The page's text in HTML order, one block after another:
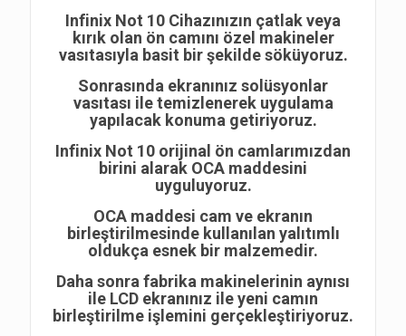
Infinix Not 10 Cihazınızın çatlak veya
kırık olan ön camını özel makineler
vasıtasıyla basit bir şekilde söküyoruz.
Sonrasında ekranınız solüsyonlar
vasıtası ile temizlenerek uygulama
yapılacak konuma getiriyoruz.
Infinix Not 10 orijinal ön camlarımızdan
birini alarak OCA maddesini
uyguluyoruz.
OCA maddesi cam ve ekranın
birleştirilmesinde kullanılan yalıtımlı
oldukça esnek bir malzemedir.
Daha sonra fabrika makinelerinin aynısı
ile LCD ekranınız ile yeni camın
birleştirilme işlemini gerçekleştiriyoruz.